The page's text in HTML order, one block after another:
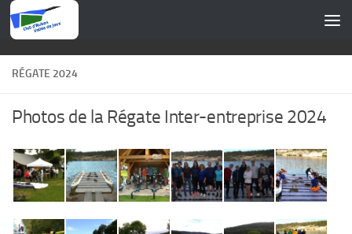
Skip to content
RÉGATE 2024
Photos de la Régate Inter-entreprise 2024